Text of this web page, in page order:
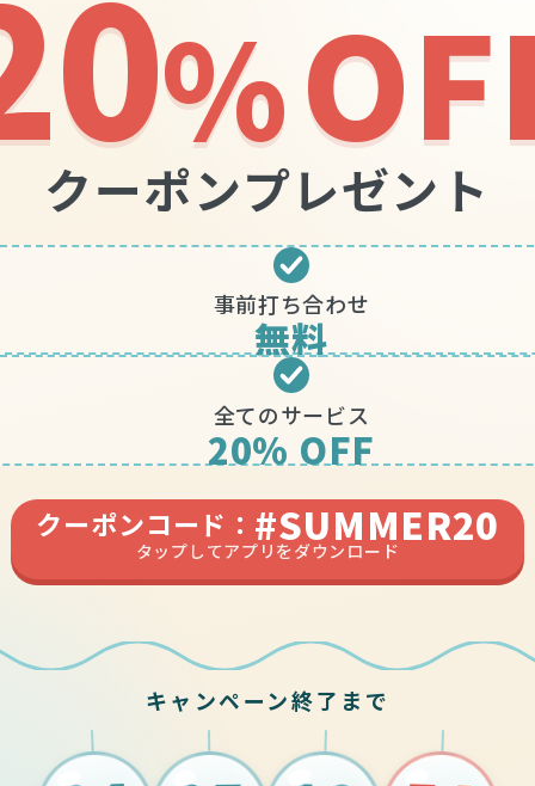
%
クーポンプレゼント
事前打ち合わせ
無料
全てのサービス
20% OFF
クーポンコード： #SUMMER20
タップしてアプリをダウンロード
キャンペーン終了まで